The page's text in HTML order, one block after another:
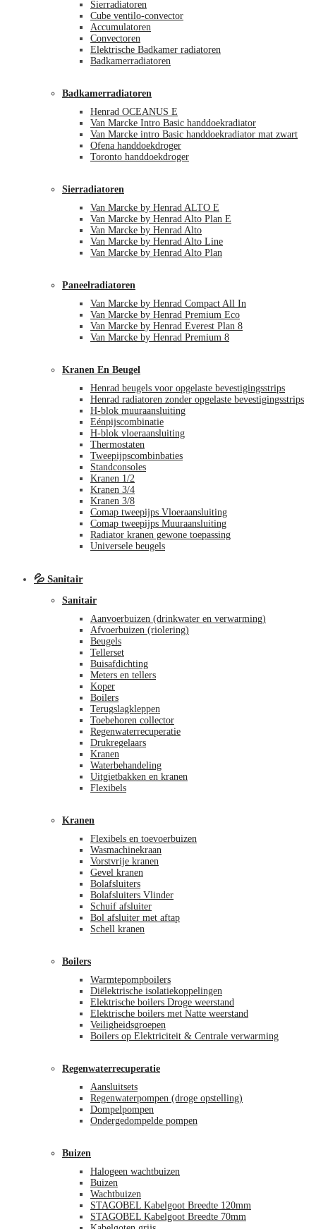
Sierradiatoren
Cube ventilo-convector
Accumulatoren
Convectoren
Elektrische Badkamer radiatoren
Badkamerradiatoren
Badkamerradiatoren
Henrad OCEANUS E
Van Marcke Intro Basic handdoekradiator
Van Marcke intro Basic handdoekradiator mat zwart
Ofena handdoekdroger
Toronto handdoekdroger
Sierradiatoren
Van Marcke by Henrad ALTO E
Van Marcke by Henrad Alto Plan E
Van Marcke by Henrad Alto
Van Marcke by Henrad Alto Line
Van Marcke by Henrad Alto Plan
Paneelradiatoren
Van Marcke by Henrad Compact All In
Van Marcke by Henrad Premium Eco
Van Marcke by Henrad Everest Plan 8
Van Marcke by Henrad Premium 8
Kranen En Beugel
Henrad beugels voor opgelaste bevestigingsstrips
Henrad radiatoren zonder opgelaste bevestigingsstrips
H-blok muuraansluiting
Eénpijscombinatie
H-blok vloeraansluiting
Thermostaten
Tweepijpscombinbaties
Standconsoles
Kranen 1/2
Kranen 3/4
Kranen 3/8
Comap tweepijps Vloeraansluiting
Comap tweepijps Muuraansluiting
Radiator kranen gewone toepassing
Universele beugels
💦 Sanitair
Sanitair
Aanvoerbuizen (drinkwater en verwarming)
Afvoerbuizen (riolering)
Beugels
Tellerset
Buisafdichting
Meters en tellers
Koper
Boilers
Terugslagkleppen
Toebehoren collector
Regenwaterrecuperatie
Drukregelaars
Kranen
Waterbehandeling
Uitgietbakken en kranen
Flexibels
Kranen
Flexibels en toevoerbuizen
Wasmachinekraan
Vorstvrije kranen
Gevel kranen
Bolafsluiters
Bolafsluiters Vlinder
Schuif afsluiter
Bol afsluiter met aftap
Schell kranen
Boilers
Warmtepompboilers
Diëlektrische isolatiekoppelingen
Elektrische boilers Droge weerstand
Elektrische boilers met Natte weerstand
Veiligheidsgroepen
Boilers op Elektriciteit & Centrale verwarming
Regenwaterrecuperatie
Aansluitsets
Regenwaterpompen (droge opstelling)
Dompelpompen
Ondergedompelde pompen
Buizen
Halogeen wachtbuizen
Buizen
Wachtbuizen
STAGOBEL Kabelgoot Breedte 120mm
STAGOBEL Kabelgoot Breedte 70mm